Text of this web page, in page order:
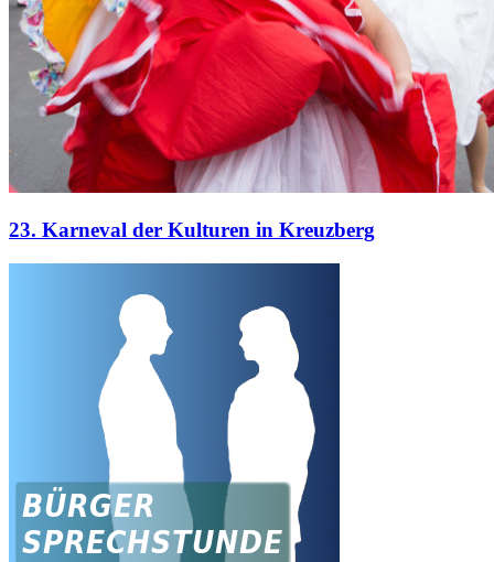
23. Karneval der Kulturen in Kreuzberg